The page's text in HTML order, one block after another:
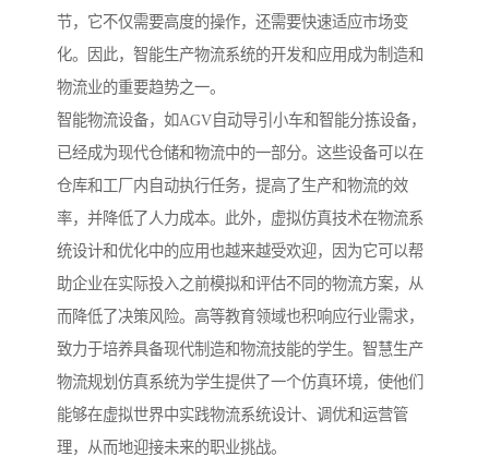
节，它不仅需要高度的操作，还需要快速适应市场变
化。因此，智能生产物流系统的开发和应用成为制造和
物流业的重要趋势之一。
智能物流设备，如AGV自动导引小车和智能分拣设备，
已经成为现代仓储和物流中的一部分。这些设备可以在
仓库和工厂内自动执行任务，提高了生产和物流的效
率，并降低了人力成本。此外，虚拟仿真技术在物流系
统设计和优化中的应用也越来越受欢迎，因为它可以帮
助企业在实际投入之前模拟和评估不同的物流方案，从
而降低了决策风险。高等教育领域也积响应行业需求，
致力于培养具备现代制造和物流技能的学生。智慧生产
物流规划仿真系统为学生提供了一个仿真环境，使他们
能够在虚拟世界中实践物流系统设计、调优和运营管
理，从而地迎接未来的职业挑战。